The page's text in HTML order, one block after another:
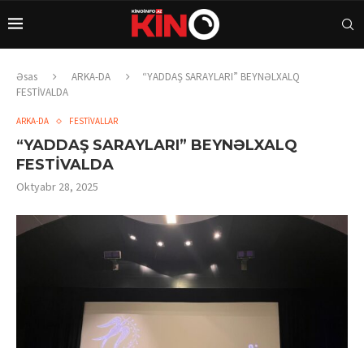
Əsas ARKA-DA
“YADDAŞ SARAYLARI” BEYNƏLXALQ
FESTİVALDA
ARKA-DA FESTİVALLAR
“YADDAŞ SARAYLARI” BEYNƏLXALQ
FESTİVALDA
Oktyabr 28, 2025